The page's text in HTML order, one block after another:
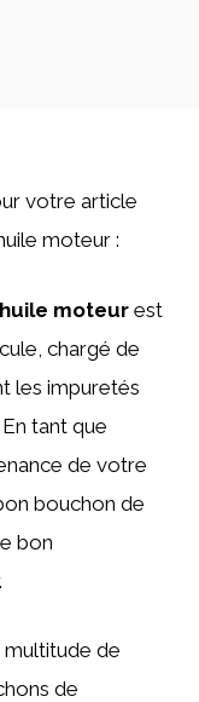
votre article
moteur :
moteurest
chargé de
les impuretés
tant que
de votre
bouchon de
bon
multitude de
de